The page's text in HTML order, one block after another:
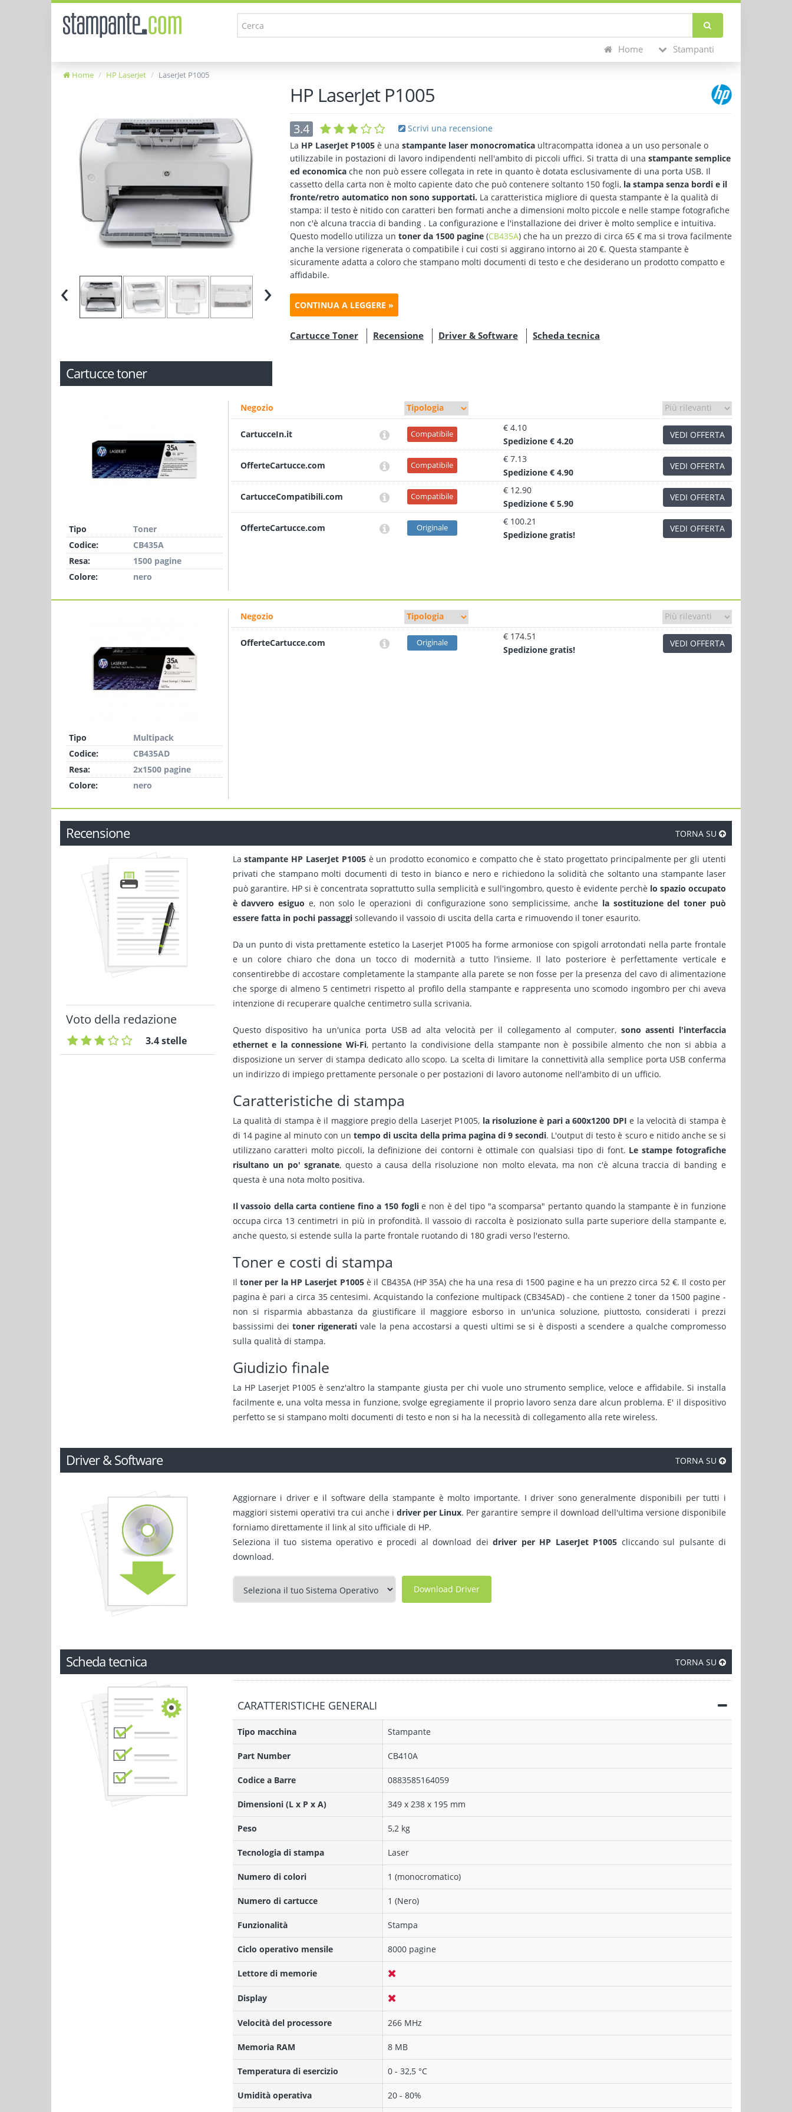
Home Stampanti
Home HP LaserJet LaserJet P1005
HP LaserJet P1005
‹ ›
3.4
Scrivi una recensione
La HP LaserJet P1005 è una stampante laser monocromatica ultracompatta idonea a un uso personale o
utilizzabile in postazioni di lavoro indipendenti nell'ambito di piccoli uffici. Si tratta di una stampante semplice
ed economica che non può essere collegata in rete in quanto è dotata esclusivamente di una porta USB. Il
cassetto della carta non è molto capiente dato che può contenere soltanto 150 fogli, la stampa senza bordi e il
fronte/retro automatico non sono supportati. La caratteristica migliore di questa stampante è la qualità di
stampa: il testo è nitido con caratteri ben formati anche a dimensioni molto piccole e nelle stampe fotografiche
non c'è alcuna traccia di banding . La configurazione e l'installazione dei driver è molto semplice e intuitiva.
Questo modello utilizza un toner da 1500 pagine (CB435A) che ha un prezzo di circa 65 € ma si trova facilmente
anche la versione rigenerata o compatibile i cui costi si aggirano intorno ai 20 €. Questa stampante è
sicuramente adatta a coloro che stampano molti documenti di testo e che desiderano un prodotto compatto e
affidabile.
CONTINUA A LEGGERE »
Cartucce Toner Recensione Driver & Software Scheda tecnica
Cartucce toner
Tipo
Toner
Codice:
CB435A
Resa:
1500 pagine
Colore:
nero
Negozio
CartucceIn.it Compatibile
€ 4.10
Spedizione € 4.20
VEDI OFFERTA
OfferteCartucce.com Compatibile
€ 7.13
Spedizione € 4.90
VEDI OFFERTA
CartucceCompatibili.com Compatibile
€ 12.90
Spedizione € 5.90
VEDI OFFERTA
OfferteCartucce.com Originale
€ 100.21
Spedizione gratis!
VEDI OFFERTA
Tipo
Multipack
Codice:
CB435AD
Resa:
2x1500 pagine
Colore:
nero
Negozio
OfferteCartucce.com Originale
€ 174.51
Spedizione gratis!
VEDI OFFERTA
Recensione TORNA SU
Voto della redazione
3.4 stelle
Lastampante HP LaserJet P1005è un prodotto economico e compatto che è stato progettato principalmente per gli utenti
privati che stampano molti documenti di testo in bianco e nero e richiedono la solidità che soltanto una stampante laser
può garantire. HP si è concentrata soprattutto sulla semplicità e sull'ingombro, questo è evidente perchè lo spazio occupato
è davvero esiguo e, non solo le operazioni di configurazione sono semplicissime, anche la sostituzione del toner può
essere fatta in pochi passaggisollevando il vassoio di uscita della carta e rimuovendo il toner esaurito.
Da un punto di vista prettamente estetico la Laserjet P1005 ha forme armoniose con spigoli arrotondati nella parte frontale
e un colore chiaro che dona un tocco di modernità a tutto l'insieme. Il lato posteriore è perfettamente verticale e
consentirebbe di accostare completamente la stampante alla parete se non fosse per la presenza del cavo di alimentazione
che sporge di almeno 5 centimetri rispetto al profilo della stampante e rappresenta uno scomodo ingombro per chi aveva
intenzione di recuperare qualche centimetro sulla scrivania.
Questo dispositivo ha un'unica porta USB ad alta velocità per il collegamento al computer, sono assenti l'interfaccia
ethernet e la connessione Wi-Fi, pertanto la condivisione della stampante non è possibile almento che non si abbia a
disposizione un server di stampa dedicato allo scopo. La scelta di limitare la connettività alla semplice porta USB conferma
un indirizzo di impiego prettamente personale o per postazioni di lavoro autonome nell'ambito di un ufficio.
Caratteristiche di stampa
La qualità di stampa è il maggiore pregio della Laserjet P1005, la risoluzione è pari a 600x1200 DPI e la velocità di stampa è
di 14 pagine al minuto con untempo di uscita della prima pagina di 9 secondi. L'output di testo è scuro e nitido anche se si
utilizzano caratteri molto piccoli, la definizione dei contorni è ottimale con qualsiasi tipo di font. Le stampe fotografiche
risultano un po' sgranate, questo a causa della risoluzione non molto elevata, ma non c'è alcuna traccia di banding e
questa è una nota molto positiva.
Il vassoio della carta contiene fino a 150 foglie non è del tipo "a scomparsa" pertanto quando la stampante è in funzione
occupa circa 13 centimetri in più in profondità. Il vassoio di raccolta è posizionato sulla parte superiore della stampante e,
anche questo, si estende sulla la parte frontale ruotando di 180 gradi verso l'esterno.
Toner e costi di stampa
Il toner per la HP Laserjet P1005è il CB435A (HP 35A) che ha una resa di 1500 pagine e ha un prezzo circa 52 €. Il costo per
pagina è pari a circa 35 centesimi. Acquistando la confezione multipack (CB345AD) - che contiene 2 toner da 1500 pagine -
non si risparmia abbastanza da giustificare il maggiore esborso in un'unica soluzione, piuttosto, considerati i prezzi
bassissimi dei toner rigenerati vale la pena accostarsi a questi ultimi se si è disposti a scendere a qualche compromesso
sulla qualità di stampa.
Giudizio finale
La HP Laserjet P1005 è senz'altro la stampante giusta per chi vuole uno strumento semplice, veloce e affidabile. Si installa
facilmente e, una volta messa in funzione, svolge egregiamente il proprio lavoro senza dare alcun problema. E' il dispositivo
perfetto se si stampano molti documenti di testo e non si ha la necessità di collegamento alla rete wireless.
Driver & Software TORNA SU
Aggiornare i driver e il software della stampante è molto importante. I driver sono generalmente disponibili per tutti i
maggiori sistemi operativi tra cui anche idriver per Linux. Per garantire sempre il download dell'ultima versione disponibile
forniamo direttamente il link al sito ufficiale di HP.
Seleziona il tuo sistema operativo e procedi al download deidriver per HP LaserJet P1005 cliccando sul pulsante di
download.
Download Driver
Scheda tecnica TORNA SU
CARATTERISTICHE GENERALI
Tipo macchina Stampante
Part Number CB410A
Codice a Barre 0883585164059
Dimensioni (L x P x A) 349 x 238 x 195 mm
Peso 5,2 kg
Tecnologia di stampa Laser
Numero di colori 1 (monocromatico)
Numero di cartucce 1 (Nero)
Funzionalità Stampa
Ciclo operativo mensile 8000 pagine
Lettore di memorie
Display
Velocità del processore 266 MHz
Memoria RAM 8 MB
Temperatura di esercizio 0 - 32,5 °C
Umidità operativa 20 - 80%